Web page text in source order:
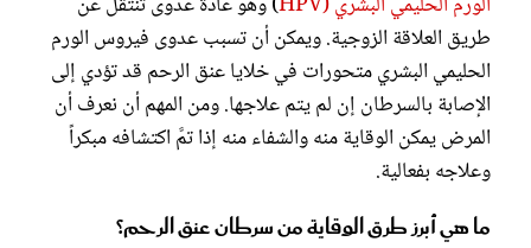
طريق العلاقة الزوجية. ويمكن أن تسبب عدوى فيروس الورم
الحليمي البشري متحورات في خلايا عنق الرحم قد تؤدي إلى
الإصابة بالسرطان إن لم يتم علاجها. ومن المهم أن نعرف أن
المرض يمكن الوقاية منه والشفاء منه إذا تمَّ اكتشافه مبكراً
وعلاجه بفعالية.
ما هي أبرز طرق الوقاية من سرطان عنق الرحم؟